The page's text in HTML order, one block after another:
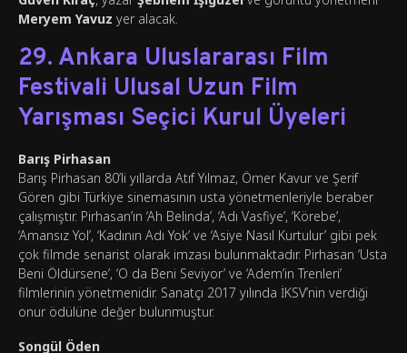
Meryem Yavuz yer alacak.
29. Ankara Uluslararası Film
Festivali Ulusal Uzun Film
Yarışması Seçici Kurul Üyeleri
Barış Pirhasan
Barış Pirhasan 80’li yıllarda Atıf Yılmaz, Ömer Kavur ve Şerif
Gören gibi Türkiye sinemasının usta yönetmenleriyle beraber
çalışmıştır. Pirhasan’ın ‘Ah Belinda’, ‘Adı Vasfiye’, ‘Körebe’,
‘Amansız Yol’, ‘Kadının Adı Yok’ ve ‘Asiye Nasıl Kurtulur’ gibi pek
çok filmde senarist olarak imzası bulunmaktadır. Pirhasan ‘Usta
Beni Öldürsene’, ‘O da Beni Seviyor’ ve ‘Adem’in Trenleri’
filmlerinin yönetmenidir. Sanatçı 2017 yılında İKSV’nin verdiği
onur ödülüne değer bulunmuştur.
Songül Öden